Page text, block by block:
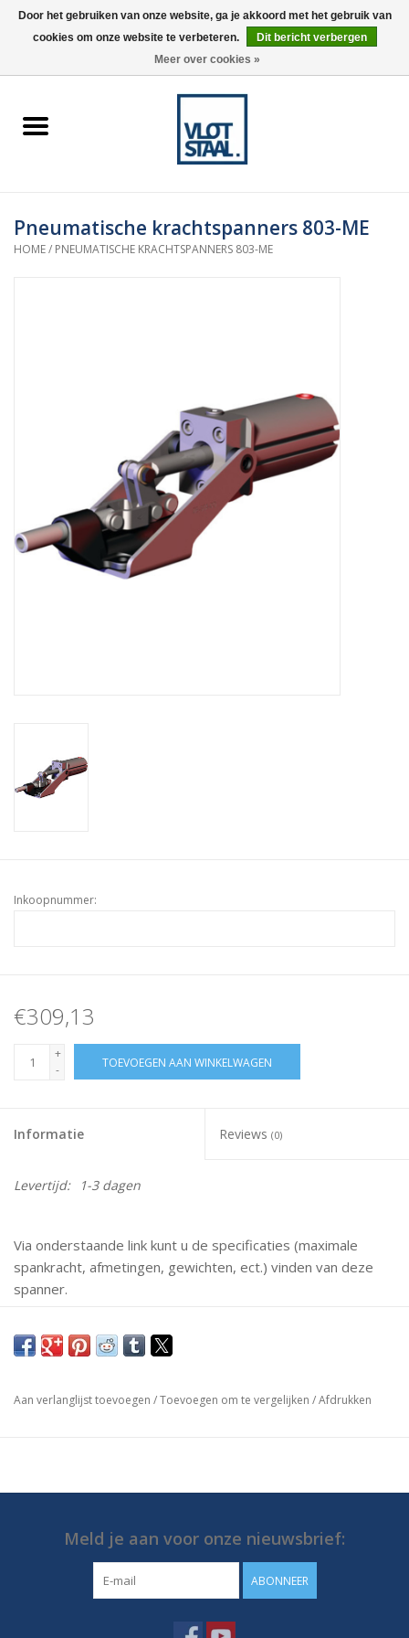
0 Artikelen - €0,00
spanners
Pneumatische krachtspanners 803-ME
HOME/ PNEUMATISCHE KRACHTSPANNERS 803-ME
Inkoopnummer:
€309,13
+
-
TOEVOEGEN AAN WINKELWAGEN
Informatie Reviews (0)
Levertijd: 1-3 dagen
Via onderstaande link kunt u de specificaties (maximale
spankracht, afmetingen, gewichten, ect.) vinden van deze
spanner.
Mochten er vragen zijn neem dan gerust contact met ons
op.
https://media.destaco.com/assetbank-
Aan verlanglijst toevoegen /Toevoegen om te vergelijken /Afdrukken
Meld je aan voor onze nieuwsbrief:
ABONNEER
Door het gebruiken van onze website, ga je akkoord met het gebruik van
cookies om onze website te verbeteren.
Dit bericht verbergen
Meer over cookies »